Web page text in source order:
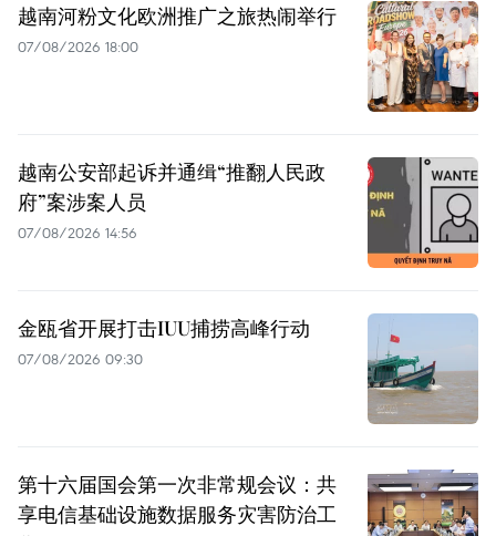
越南河粉文化欧洲推广之旅热闹举行
07/08/2026 18:00
越南公安部起诉并通缉“推翻人民政
府”案涉案人员
07/08/2026 14:56
金瓯省开展打击IUU捕捞高峰行动
07/08/2026 09:30
第十六届国会第一次非常规会议：共
享电信基础设施数据服务灾害防治工